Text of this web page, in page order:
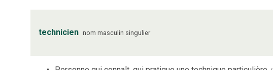
technicien nom masculin singulier